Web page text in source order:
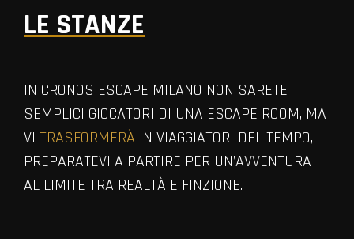
LE STANZE
IN CRONOS ESCAPE MILANO NON SARETE
SEMPLICI GIOCATORI DI UNA ESCAPE ROOM, MA
VI TRASFORMERÀ IN VIAGGIATORI DEL TEMPO,
PREPARATEVI A PARTIRE PER UN’AVVENTURA
AL LIMITE TRA REALTÀ E FINZIONE.